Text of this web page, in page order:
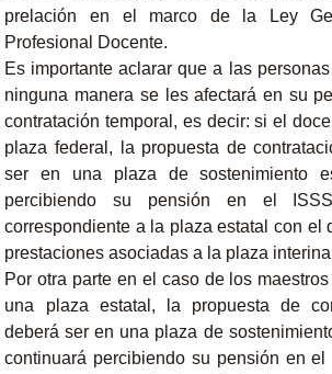
prelación en el marco de la Ley
Profesional Docente.
Es importante aclarar que a las
ninguna manera se les afectará en su
contratación temporal, es decir: si el
plaza federal, la propuesta de
ser en una plaza de sostenimiento
percibiendo su pensión en el
correspondiente a la plaza estatal con el
prestaciones asociadas a la plaza
Por otra parte en el caso de los
una plaza estatal, la propuesta de
deberá ser en una plaza de
continuará percibiendo su pensión en